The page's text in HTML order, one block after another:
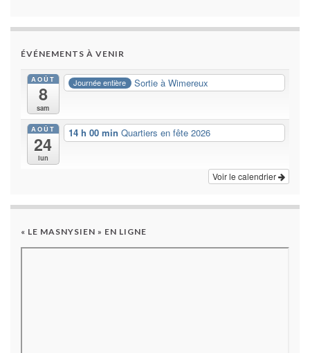
ÉVÉNEMENTS À VENIR
AOÛT
8
sam
Journée entière Sortie à Wimereux
AOÛT
24
lun
14 h 00 min Quartiers en fête 2026
Voir le calendrier
« LE MASNYSIEN » EN LIGNE